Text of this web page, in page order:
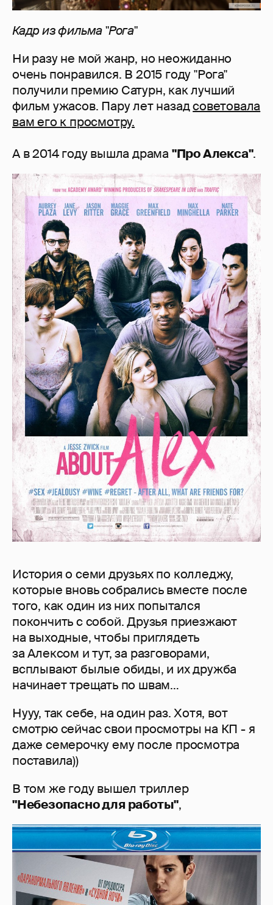
Кадр из фильма "Рога"
Ни разу не мой жанр, но неожиданно
очень понравился. В 2015 году "Рога"
получили премию Сатурн, как лучший
фильм ужасов. Пару лет назадсоветовала
вам его к просмотру.
А в 2014 году вышла драма "Про Алекса".
История о семи друзьях по колледжу,
которые вновь собрались вместе после
того, как один из них попытался
покончить с собой. Друзья приезжают
на выходные, чтобы приглядеть
за Алексом и тут, за разговорами,
всплывают былые обиды, и их дружба
начинает трещать по швам…
Нууу, так себе, на один раз. Хотя, вот
смотрю сейчас свои просмотры на КП - я
даже семерочку ему после просмотра
поставила))
В том же году вышел триллер
"Небезопасно для работы",